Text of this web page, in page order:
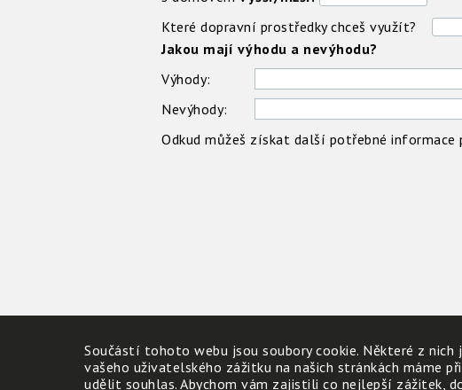
Které dopravní prostředky chceš využít?
Jakou mají výhodu a nevýhodu?
Výhody:
Nevýhody:
Odkud můžeš získat další potřebné informace
Součástí tohoto webu jsou soubory cookie. Některé z
vašeho uživatelského zážitku na našich stránkách máme
udělit souhlas. Abychom vám zajistili co nejlepší zážitek,